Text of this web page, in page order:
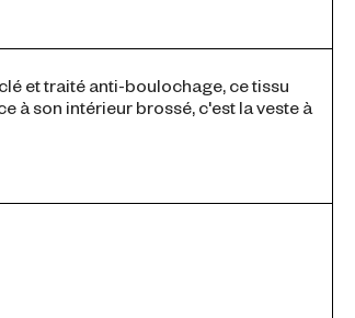
et traité anti-boulochage, ce tissu
à son intérieur brossé, c'est la veste à